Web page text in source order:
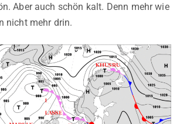
Aber auch schön kalt. Denn mehr wie
nicht mehr drin.